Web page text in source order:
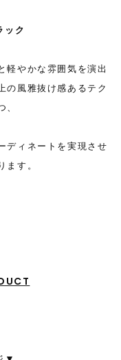
ック
軽やかな雰囲気を演出
の風雅抜け感あるテク
ディネートを実現させ
す。